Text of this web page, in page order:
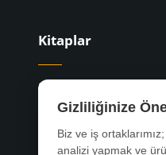
Kitaplar
8. Sınıf Kitapları
9. Sınıf Kitapları
10. Sınıf Kitapları
YKS Kitapları
Gizliliğinize
Biz ve iş
analizi yapmak ve